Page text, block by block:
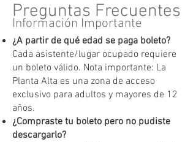
Preguntas Frecuentes
Información Importante
¿A partir de qué edad se paga boleto?
Cada asistente/lugar ocupado requiere
un boleto válido. Nota importante: La
Planta Alta es una zona de acceso
exclusivo para adultos y mayores de 12
años.
¿Compraste tu boleto pero no pudiste
descargarlo?